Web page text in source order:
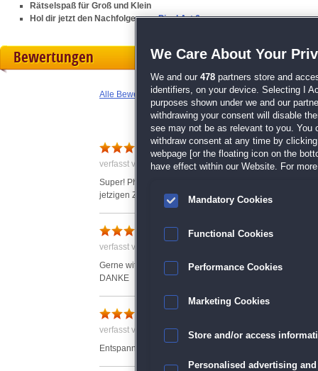
Rätselspaß für Groß und Klein
Hol dir jetzt den Nachfolger vonPixel Art 6
Bewertungen
Alle Bewertungen anzeigen
Phänomenal!!!
verfasst von Anonym am 09.04.2020 um 02:59
Super! Phantastisch! Schöne, große Bilder mit vielen
jetzigen Zeit. Ich bin restlos begeistert. Bei weitem die
Pixel Art 7
verfasst von Anonym am 15.04.2020 um 14:12
Gerne witer spielen
DANKE
pixel art 77
verfasst von Anonym am 18.04.2020 um 15:14
Entspannung pur. empfehle es weiter
We Care About Your
We and our 478 partners store and
identifiers, on your device. Selecting I
purposes shown under we and our
withdrawing your consent will disable
see may not be as relevant to you. You
withdraw consent at any time by
webpage [or the floating icon on the
have effect within our Website. For
Mandatory Cookies
Functional Cookies
Performance Cookies
Marketing Cookies
Store and/or access
Personalised advertising